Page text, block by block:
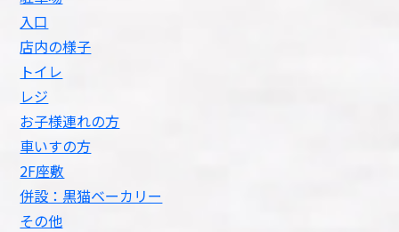
入口
店内の様子
トイレ
レジ
お子様連れの方
車いすの方
2F座敷
併設：黒猫ベーカリー
その他